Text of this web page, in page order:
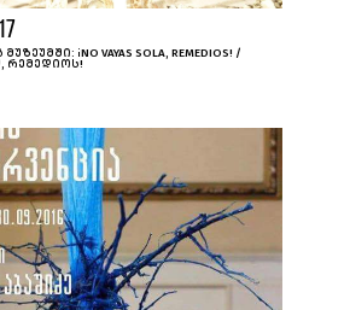
¡NO VAYAS SOLA, REMEDIOS! /
ᲠᲔᲛᲔᲓᲘᲝᲡ!